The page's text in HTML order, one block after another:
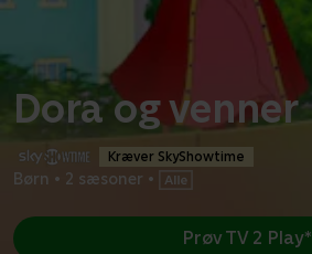
Dora og venner
Kræver SkyShowtime
Børn • 2 sæsoner •
Prøv TV 2 Play*